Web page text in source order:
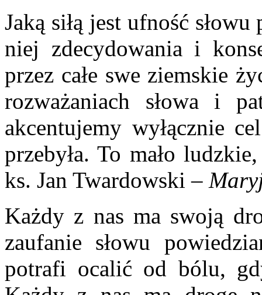
Jaką siłą jest ufność
niej zdecydowania i
przez całe swe ziemskie
rozważaniach słowa i
akcentujemy wyłącznie
przebyła. To mało
ks. Jan Twardowski –
Każdy z nas ma swoją
zaufanie słowu
potrafi ocalić od bólu,